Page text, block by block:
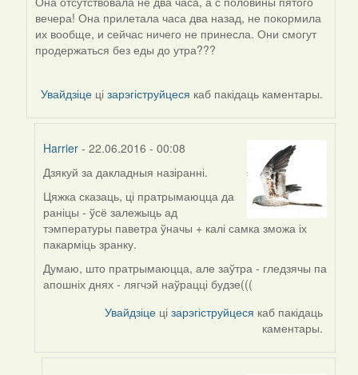
In
reply
to
by
вечера! Она прилетала часа два назад, не покормила
их вообще, и сейчас ничего не принесла. Они смогут
продержаться без еды до утра???
Увайдзіце цізарэгіструйцеся каб пакідаць каментары.
Harrier- 22.06.2016 - 00:08
In
reply
to
by
Дарья
Дзякуй за дакладныя назіранні.
Цяжка сказаць, ці пратрымаюцца да
раніцы - ўсё залежыць ад
тэмпературы паветра ўначы + калі самка зможа іх
пакарміць зранку.
Думаю, што пратрымаюцца, але заўтра - гледзячы па
апошніх днях - лягчэй наўрацці будзе(((
Увайдзіце цізарэгіструйцеся каб пакідаць
каментары.